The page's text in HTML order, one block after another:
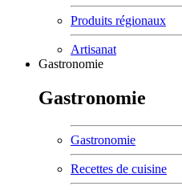
Produits régionaux
Artisanat
Gastronomie
Gastronomie
Gastronomie
Recettes de cuisine